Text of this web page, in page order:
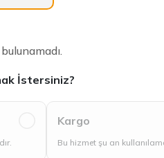
İstersiniz?
Kargo
Bu hizmet şu an